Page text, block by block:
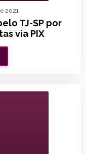
TJ-SP por
via PIX
2021